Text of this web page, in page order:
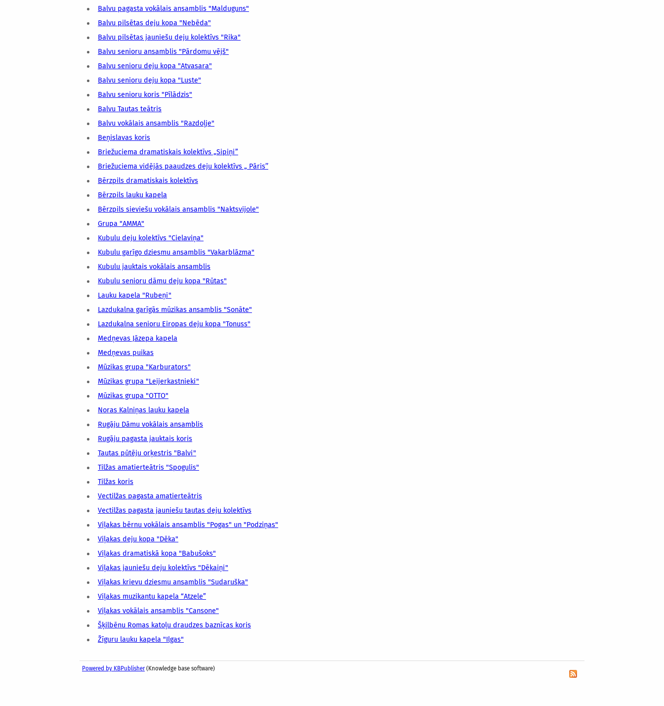
Balvu pagasta vokālais ansamblis "Malduguns"
Balvu pilsētas deju kopa "Nebēda"
Balvu pilsētas jauniešu deju kolektīvs "Rika"
Balvu senioru ansamblis "Pārdomu vējš"
Balvu senioru deju kopa "Atvasara"
Balvu senioru deju kopa "Luste"
Balvu senioru koris "Pīlādzis"
Balvu Tautas teātris
Balvu vokālais ansamblis "Razdoļje"
Beņislavas koris
Briežuciema dramatiskais kolektīvs „Sipiņi”
Briežuciema vidējās paaudzes deju kolektīvs „ Pāris’’
Bērzpils dramatiskais kolektīvs
Bērzpils lauku kapela
Bērzpils sieviešu vokālais ansamblis "Naktsvijole"
Grupa "AMMA"
Kubulu deju kolektīvs "Cielaviņa"
Kubulu garīgo dziesmu ansamblis "Vakarblāzma"
Kubulu jauktais vokālais ansamblis
Kubulu senioru dāmu deju kopa "Rūtas"
Lauku kapela "Rubeņi"
Lazdukalna garīgās mūzikas ansamblis "Sonāte"
Lazdukalna senioru Eiropas deju kopa "Tonuss"
Medņevas Jāzepa kapela
Medņevas puikas
Mūzikas grupa "Karburators"
Mūzikas grupa "Leijerkastnieki"
Mūzikas grupa "OTTO"
Noras Kalniņas lauku kapela
Rugāju Dāmu vokālais ansamblis
Rugāju pagasta jauktais koris
Tautas pūtēju orķestris "Balvi"
Tilžas amatierteātris "Spogulis"
Tilžas koris
Vectilžas pagasta amatierteātris
Vectilžas pagasta jauniešu tautas deju kolektīvs
Viļakas bērnu vokālais ansamblis "Pogas" un "Podziņas"
Viļakas deju kopa "Dēka"
Viļakas dramatiskā kopa "Babušoks"
Viļakas jauniešu deju kolektīvs "Dēkaiņi"
Viļakas krievu dziesmu ansamblis "Sudaruška"
Viļakas muzikantu kapela “Atzele”
Viļakas vokālais ansamblis "Cansone"
Šķilbēnu Romas katoļu draudzes baznīcas koris
Žīguru lauku kapela "Ilgas"
Powered by KBPublisher (Knowledge base software)